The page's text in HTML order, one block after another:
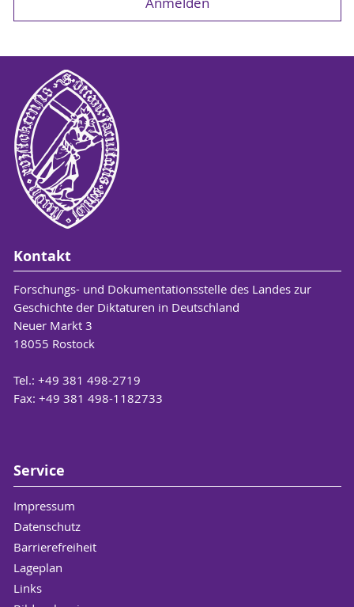
Kontakt
Forschungs- und Dokumentationsstelle des Landes zur
Geschichte der Diktaturen in Deutschland
Neuer Markt 3
18055 Rostock
Tel.: +49 381 498-2719
Fax: +49 381 498-1182733
Service
Impressum
Datenschutz
Barrierefreiheit
Lageplan
Links